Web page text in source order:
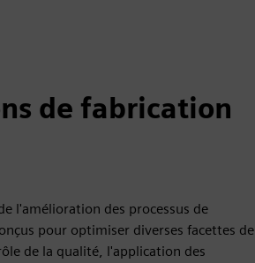
de fabrication
l'amélioration des processus de
pour optimiser diverses facettes de
de la qualité, l'application des